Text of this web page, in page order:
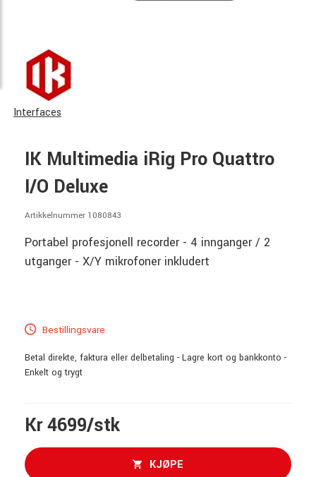
Interfaces
IK Multimedia iRig Pro Quattro
I/O Deluxe
Artikkelnummer 1080843
Portabel profesjonell recorder - 4 innganger / 2
utganger - X/Y mikrofoner inkludert
Bestillingsvare
Betal direkte, faktura eller delbetaling - Lagre kort og bankkonto -
Enkelt og trygt
Kr 4699/stk
KJØPE